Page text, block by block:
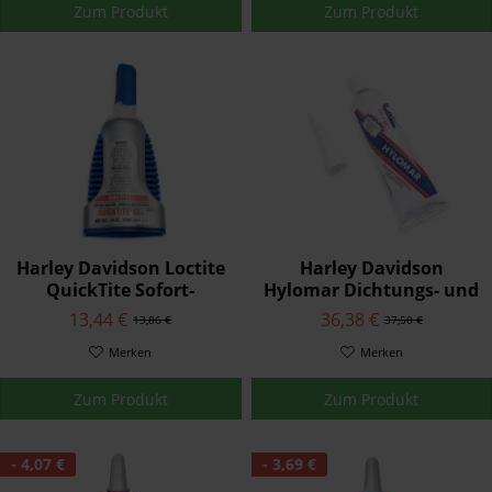
Zum Produkt Zum Produkt
Harley Davidson Loctite
QuickTite Sofort-
Klebegel
13,86 €
13,44 €
Merken
Zum Produkt
Harley Davidson
Hylomar Dichtungs- und
Gewindekleber
37,50 €
36,38 €
Merken
Zum Produkt
- 4,07 € - 3,69 €